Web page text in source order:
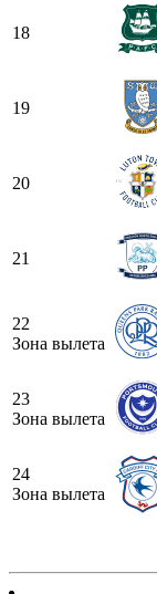
18
19
20
21
22
Зона вылета
23
Зона вылета
24
Зона вылета